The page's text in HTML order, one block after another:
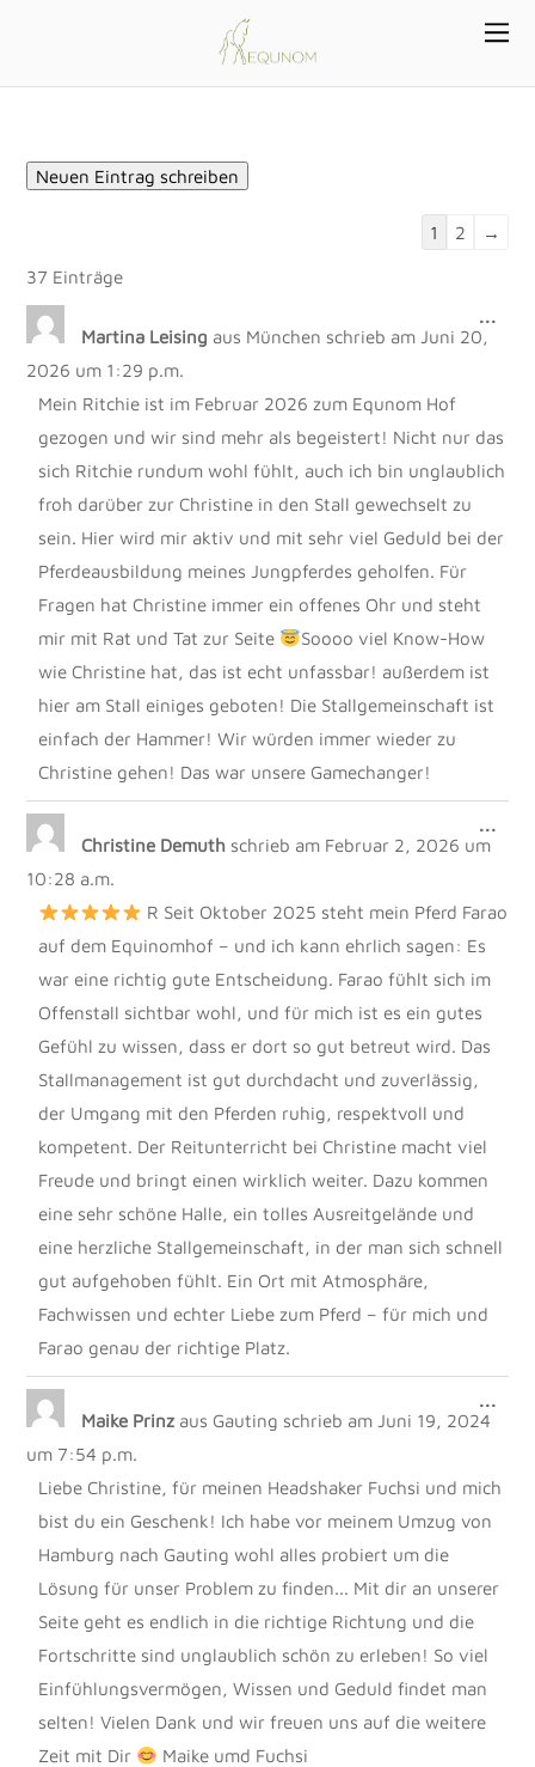
Navigation
1 2 →
37 Einträge
Martina Leising aus München schrieb am Juni 20,
2026 um 1:29 p.m.
Mein Ritchie ist im Februar 2026 zum Equnom Hof
gezogen und wir sind mehr als begeistert! Nicht nur das
sich Ritchie rundum wohl fühlt, auch ich bin unglaublich
froh darüber zur Christine in den Stall gewechselt zu
sein. Hier wird mir aktiv und mit sehr viel Geduld bei der
Pferdeausbildung meines Jungpferdes geholfen. Für
Fragen hat Christine immer ein offenes Ohr und steht
mir mit Rat und Tat zur Seite
Soooo viel Know-How
wie Christine hat, das ist echt unfassbar! außerdem ist
hier am Stall einiges geboten! Die Stallgemeinschaft ist
einfach der Hammer! Wir würden immer wieder zu
Christine gehen! Das war unsere Gamechanger!
...
Christine Demuth schrieb am Februar 2, 2026 um
10:28 a.m.
R Seit Oktober 2025 steht mein Pferd Farao
auf dem Equinomhof – und ich kann ehrlich sagen: Es
war eine richtig gute Entscheidung. Farao fühlt sich im
Offenstall sichtbar wohl, und für mich ist es ein gutes
Gefühl zu wissen, dass er dort so gut betreut wird. Das
Stallmanagement ist gut durchdacht und zuverlässig,
der Umgang mit den Pferden ruhig, respektvoll und
kompetent. Der Reitunterricht bei Christine macht viel
Freude und bringt einen wirklich weiter. Dazu kommen
eine sehr schöne Halle, ein tolles Ausreitgelände und
eine herzliche Stallgemeinschaft, in der man sich schnell
gut aufgehoben fühlt. Ein Ort mit Atmosphäre,
Fachwissen und echter Liebe zum Pferd – für mich und
Farao genau der richtige Platz.
...
Maike Prinz aus Gauting schrieb am Juni 19, 2024
um 7:54 p.m.
Liebe Christine, für meinen Headshaker Fuchsi und mich
bist du ein Geschenk! Ich habe vor meinem Umzug von
Hamburg nach Gauting wohl alles probiert um die
Lösung für unser Problem zu finden... Mit dir an unserer
Seite geht es endlich in die richtige Richtung und die
Fortschritte sind unglaublich schön zu erleben! So viel
Einfühlungsvermögen, Wissen und Geduld findet man
selten! Vielen Dank und wir freuen uns auf die weitere
Zeit mit Dir
Maike umd Fuchsi
...